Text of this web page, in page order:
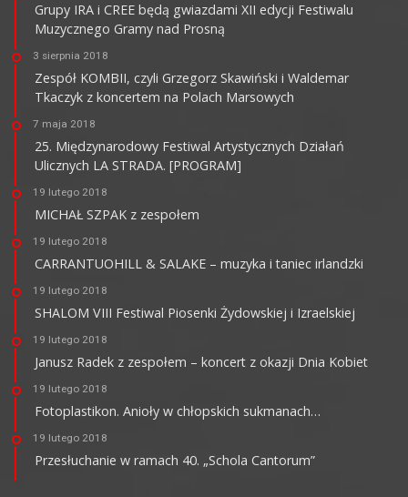
Grupy IRA i CREE będą gwiazdami XII edycji Festiwalu
Muzycznego Gramy nad Prosną
3 sierpnia 2018
Zespół KOMBII, czyli Grzegorz Skawiński i Waldemar
Tkaczyk z koncertem na Polach Marsowych
7 maja 2018
25. Międzynarodowy Festiwal Artystycznych Działań
Ulicznych LA STRADA. [PROGRAM]
19 lutego 2018
MICHAŁ SZPAK z zespołem
19 lutego 2018
CARRANTUOHILL & SALAKE – muzyka i taniec irlandzki
19 lutego 2018
SHALOM VIII Festiwal Piosenki Żydowskiej i Izraelskiej
19 lutego 2018
Janusz Radek z zespołem – koncert z okazji Dnia Kobiet
19 lutego 2018
Fotoplastikon. Anioły w chłopskich sukmanach…
19 lutego 2018
Przesłuchanie w ramach 40. „Schola Cantorum”